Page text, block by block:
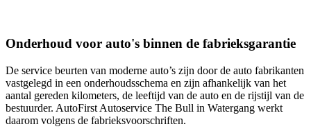
Onderhoud voor auto's binnen de fabrieksgarantie
De service beurten van moderne auto’s zijn door de auto fabrikanten
vastgelegd in een onderhoudsschema en zijn afhankelijk van het
aantal gereden kilometers, de leeftijd van de auto en de rijstijl van de
bestuurder. AutoFirst Autoservice The Bull in Watergang werkt
daarom volgens de fabrieksvoorschriften.